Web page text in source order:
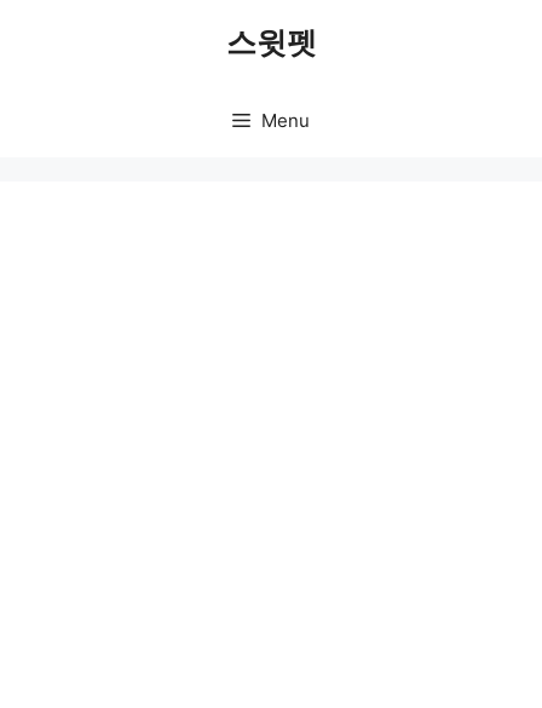
스윗펫
Menu